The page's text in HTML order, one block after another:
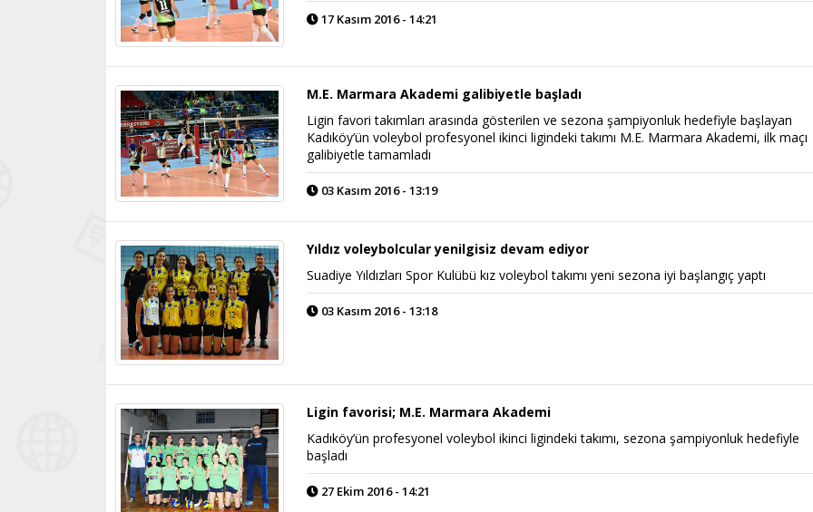
17 Kasım 2016 - 14:21
M.E. Marmara Akademi galibiyetle başladı
Ligin favori takımları arasında gösterilen ve sezona şampiyonluk hedefiyle başlayan
Kadıköy’ün voleybol profesyonel ikinci ligindeki takımı M.E. Marmara Akademi, ilk maçı
galibiyetle tamamladı
03 Kasım 2016 - 13:19
Yıldız voleybolcular yenilgisiz devam ediyor
Suadiye Yıldızları Spor Kulübü kız voleybol takımı yeni sezona iyi başlangıç yaptı
03 Kasım 2016 - 13:18
Ligin favorisi; M.E. Marmara Akademi
Kadıköy’ün profesyonel voleybol ikinci ligindeki takımı, sezona şampiyonluk hedefiyle
başladı
27 Ekim 2016 - 14:21